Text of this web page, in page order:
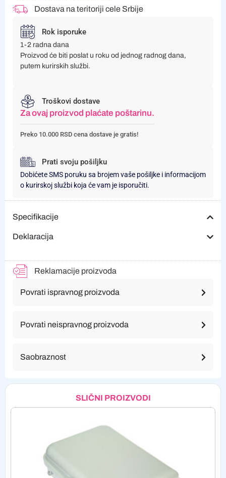
Dostava na teritoriji cele Srbije
Rok isporuke
1-2 radna dana
Proizvod će biti poslat u roku od jednog radnog dana,
putem kurirskih službi.
Troškovi dostave
Za ovaj proizvod plaćate poštarinu.
Preko 10.000 RSD cena dostave je gratis!
Prati svoju pošiljku
Dobićete SMS poruku sa brojem vaše pošiljke i informacijom
o kurirskoj službi koja će vam je isporučiti.
Specifikacije
Deklaracija
Reklamacije proizvoda
Povrati ispravnog proizvoda
Povrati neispravnog proizvoda
Saobraznost
SLIČNI PROIZVODI